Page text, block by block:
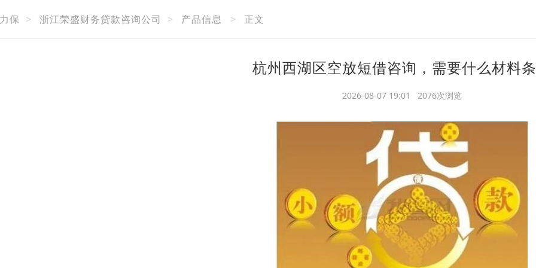
保 > 浙江荣盛财务贷款咨询公司 > 产品信息 > 正文
杭州西湖区空放短借咨询，需要什么材料
2026-08-07 19:01 2076次浏览